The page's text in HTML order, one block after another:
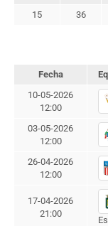
15
36
Fecha
10-05-2026
12:00
03-05-2026
12:00
26-04-2026
12:00
17-04-2026
21:00